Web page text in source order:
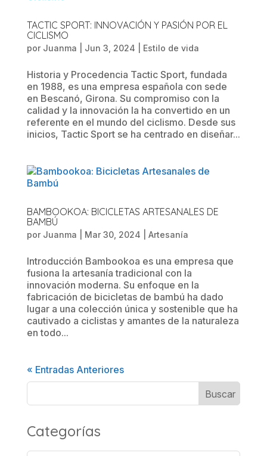
TACTIC SPORT: INNOVACIÓN Y PASIÓN POR EL
CICLISMO
por Juanma Jun 3, 2024 Estilo de vida
Historia y Procedencia Tactic Sport, fundada
en 1988, es una empresa española con sede
en Bescanó, Girona. Su compromiso con la
calidad y la innovación la ha convertido en un
referente en el mundo del ciclismo. Desde sus
inicios, Tactic Sport se ha centrado en diseñar...
BAMBOOKOA: BICICLETAS ARTESANALES DE
BAMBÚ
por Juanma Mar 30, 2024 Artesanía
Introducción Bambookoa es una empresa que
fusiona la artesanía tradicional con la
innovación moderna. Su enfoque en la
fabricación de bicicletas de bambú ha dado
lugar a una colección única y sostenible que ha
cautivado a ciclistas y amantes de la naturaleza
en todo...
« Entradas Anteriores
Categorías
Categorías